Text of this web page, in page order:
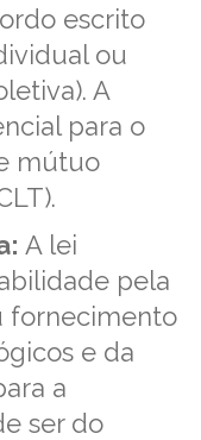
escrito
ou
A
para o
mútuo
A lei
pela
fornecimento
e da
a
ser do